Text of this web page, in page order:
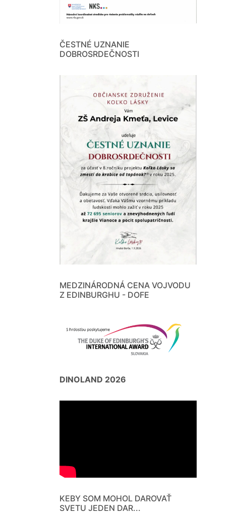
ČESTNÉ UZNANIE
DOBROSRDEČNOSTI
MEDZINÁRODNÁ CENA VOJVODU
Z EDINBURGHU - DOFE
DINOLAND 2026
KEBY SOM MOHOL DAROVAŤ
SVETU JEDEN DAR...